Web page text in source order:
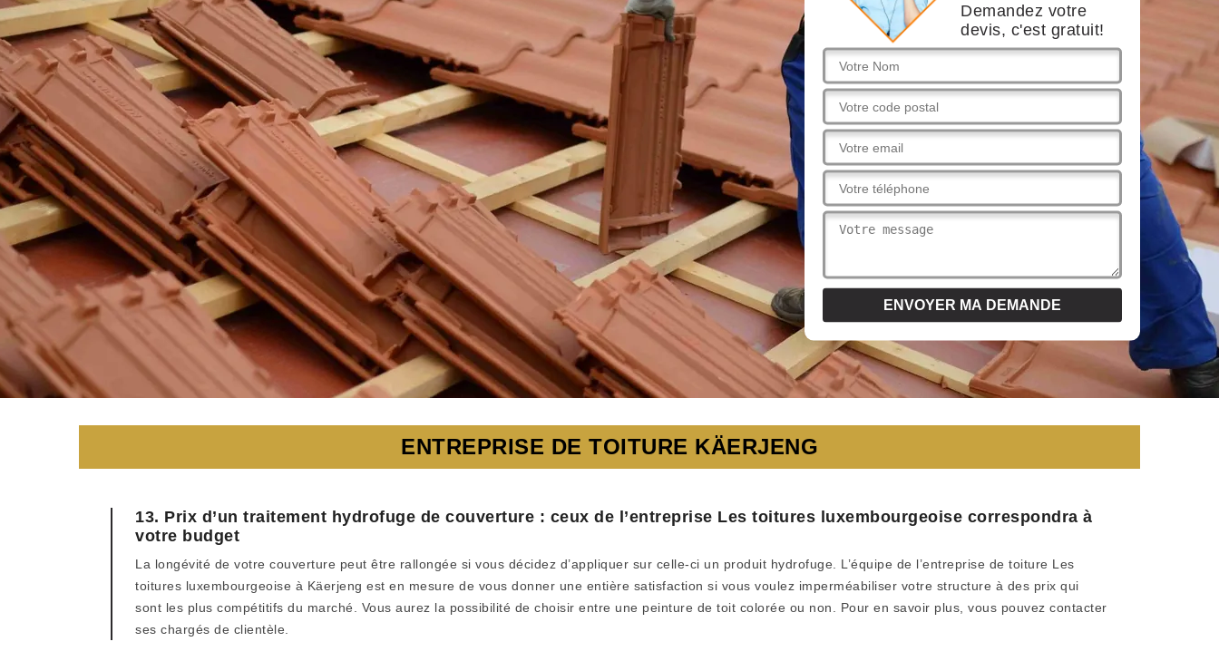
Demandez votre
devis, c'est gratuit!
ENTREPRISE DE TOITURE KÄERJENG
13. Prix d’un traitement hydrofuge de couverture : ceux de l’entreprise Les toitures luxembourgeoise correspondra à
votre budget
La longévité de votre couverture peut être rallongée si vous décidez d’appliquer sur celle-ci un produit hydrofuge. L’équipe de l’entreprise de toiture Les
toitures luxembourgeoise à Käerjeng est en mesure de vous donner une entière satisfaction si vous voulez imperméabiliser votre structure à des prix qui
sont les plus compétitifs du marché. Vous aurez la possibilité de choisir entre une peinture de toit colorée ou non. Pour en savoir plus, vous pouvez contacter
ses chargés de clientèle.